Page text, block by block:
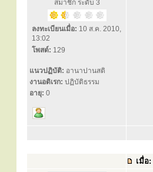
สมาชิก ระดับ 3
ลงทะเบียนเมื่อ: 10 ส.ค. 2010,
13:02
โพสต์: 129
แนวปฏิบัติ: อานาปานสติ
งานอดิเรก: ปฏิบัติธรรม
อายุ: 0
เมื่อ: